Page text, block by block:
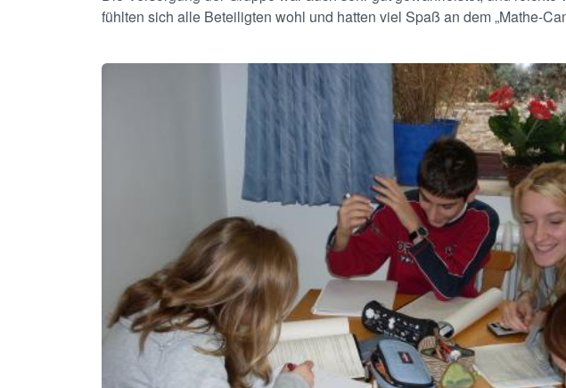
fühlten sich alle Beteiligten wohl und hatten viel Spaß an dem „Mathe-
Image